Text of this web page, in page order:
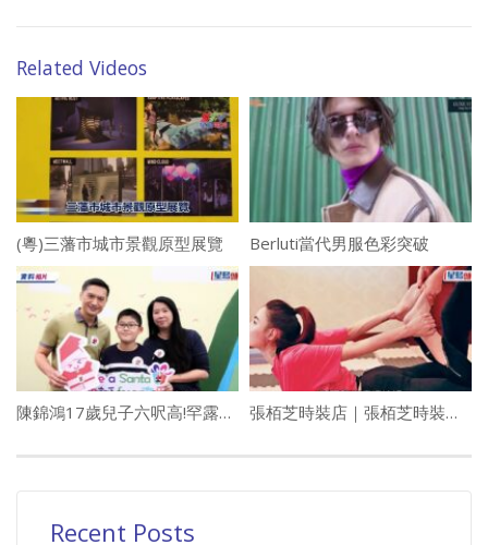
Related Videos
(粵)三藩市城市景觀原型展覽 Berluti當代男服色彩突破
陳錦鴻17歲兒子六呎高!罕露面晒「演奏級」琴技 患自閉獲栽培變才子 張栢芝時裝店｜張栢芝時裝店無限期停業 向員工照出糧確保生計
Recent Posts